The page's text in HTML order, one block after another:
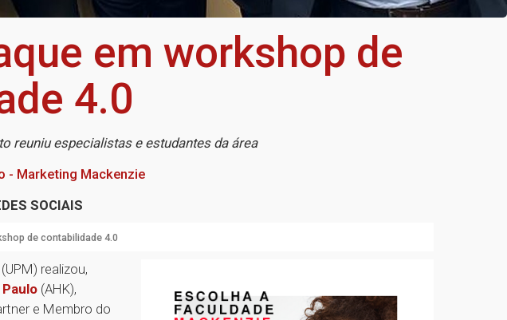
em workshop de
4.0
reuniu especialistas e estudantes da área
- Marketing Mackenzie
SOCIAIS
de contabilidade 4.0
realizou,
(AHK),
e Membro do